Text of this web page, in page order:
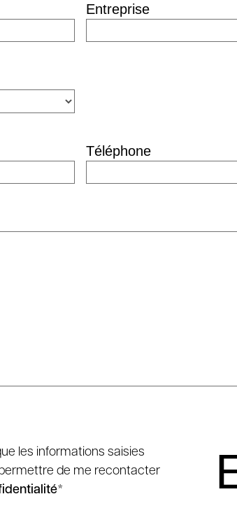
Entreprise
Téléphone
les informations saisies
de me recontacter
*